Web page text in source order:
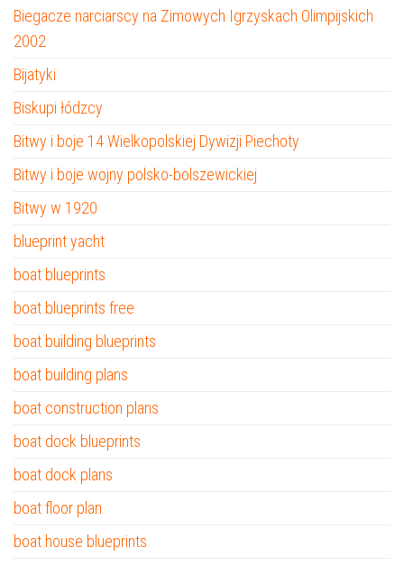
Biegacze narciarscy na Zimowych Igrzyskach Olimpijskich
2002
Bijatyki
Biskupi łódzcy
Bitwy i boje 14 Wielkopolskiej Dywizji Piechoty
Bitwy i boje wojny polsko-bolszewickiej
Bitwy w 1920
blueprint yacht
boat blueprints
boat blueprints free
boat building blueprints
boat building plans
boat construction plans
boat dock blueprints
boat dock plans
boat floor plan
boat house blueprints